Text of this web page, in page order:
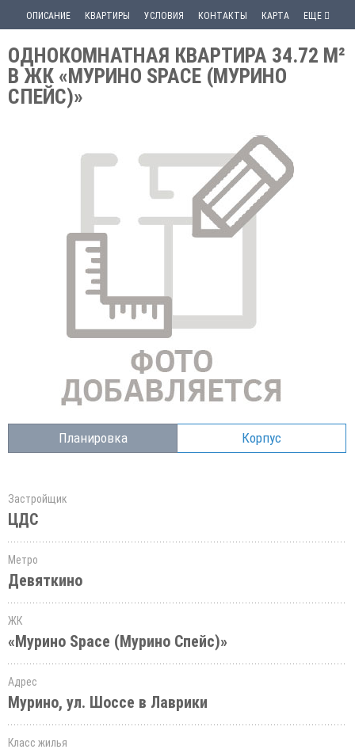
ОПИСАНИЕ КВАРТИРЫ УСЛОВИЯ КОНТАКТЫ КАРТА ЕЩЕ
ОДНОКОМНАТНАЯ КВАРТИРА 34.72 М²
В ЖК «МУРИНО SPACE (МУРИНО
СПЕЙС)»
Планировка Корпус
Застройщик
ЦДС
Метро
Девяткино
ЖК
«Мурино Space (Мурино Спейс)»
Адрес
Мурино, ул. Шоссе в Лаврики
Класс жилья